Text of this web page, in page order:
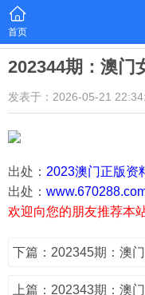
首页
202344期：澳门
发表于：2026-05-21
出处： 2023澳门正版资
出处：
欢迎向您的朋友推荐本
下篇：202345期：澳
上篇：202343期：澳